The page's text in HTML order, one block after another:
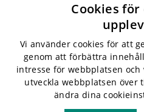
Onsdag 7 april, 2027
INFO
Kistamässan
Arne Beurlings Torg 5, 164 40
Privacy policy
Cookies
Vi använder cookies för att
genom att förbättra
intresse för webbplatsen
utveckla webbplatsen över
ändra dina